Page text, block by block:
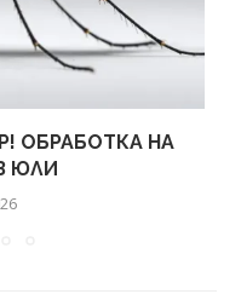
ОБРАБОТКА НА
ЮЛИ